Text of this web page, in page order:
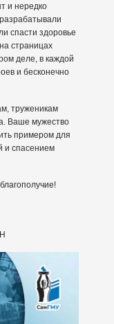
и нередко
спасти здоровье
страницах
деле, в каждой
и бесконечно
труженикам
Ваше мужество
примером для
и спасением